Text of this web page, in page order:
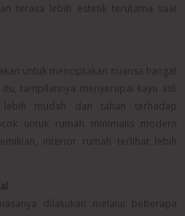
terasa lebih estetik terutama saat
untuk menciptakan nuansa hangat
tampilannya menyerupai kayu asli
mudah dan tahan terhadap
untuk rumah minimalis modern
interior rumah terlihat lebih
dilakukan melalui beberapa